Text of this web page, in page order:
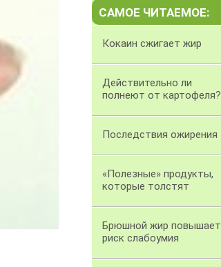
САМОЕ ЧИТАЕМОЕ:
Кокаин сжигает жир
Действительно ли
полнеют от картофеля?
Последствия ожирения
«Полезные» продукты,
которые толстят
Брюшной жир повышает
риск слабоумия